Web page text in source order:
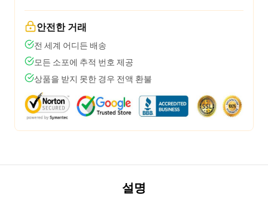
안전한 거래
전 세계 어디든 배송
모든 소포에 추적 번호 제공
상품을 받지 못한 경우 전액 환불
설명